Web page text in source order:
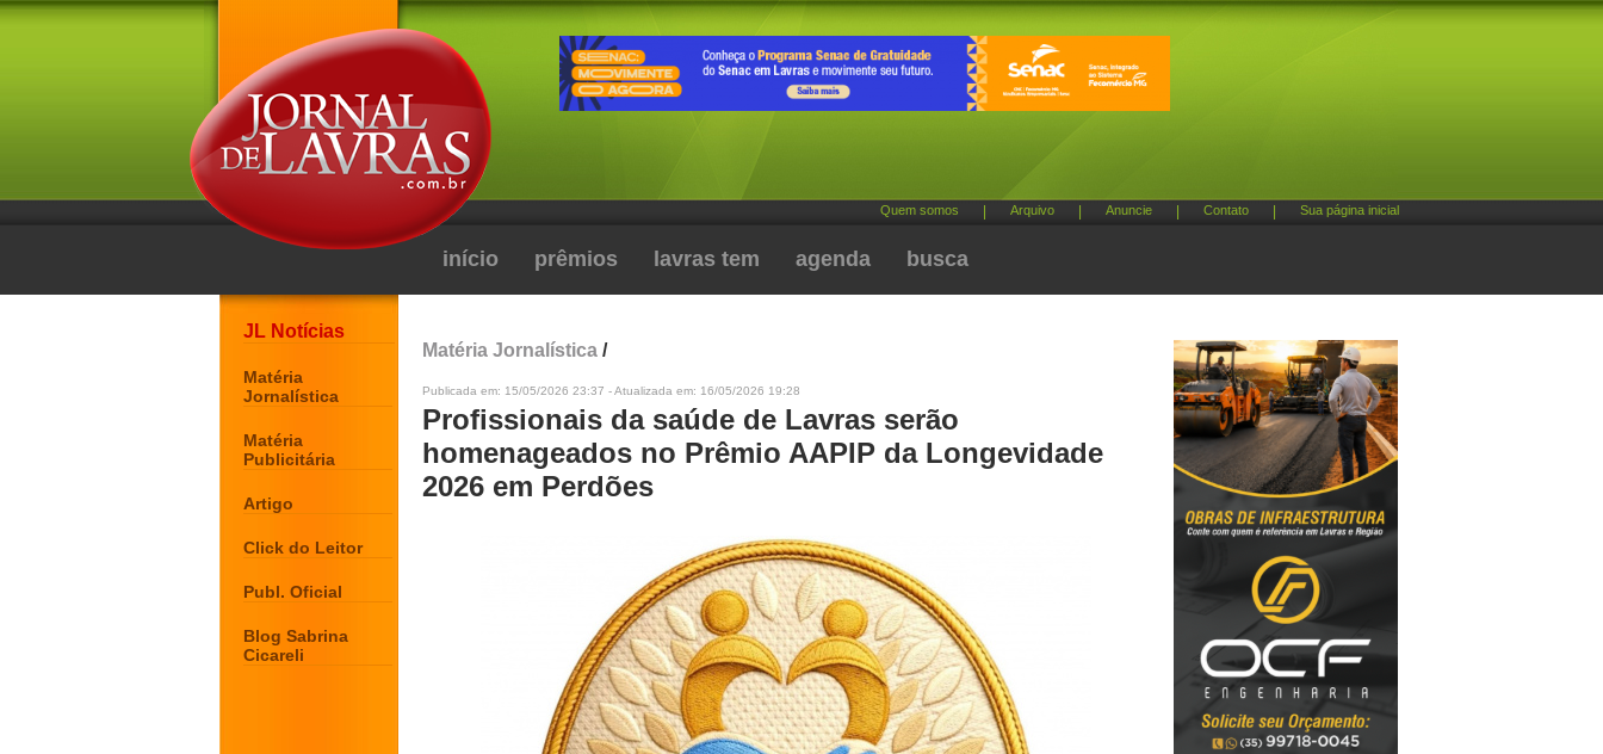
Quem somos Arquivo Anuncie Contato Sua página inicial
início prêmios lavras tem agenda busca
JL Notícias
Matéria
Jornalística
Matéria
Publicitária
Artigo
Click do Leitor
Publ. Oficial
Blog Sabrina
Cicareli
Matéria Jornalística /
Publicada em: 15/05/2026 23:37 - Atualizada em: 16/05/2026 19:28
Profissionais da saúde de Lavras serão
homenageados no Prêmio AAPIP da Longevidade
2026 em Perdões